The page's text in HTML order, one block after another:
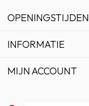
OPENINGSTIJDEN
INFORMATIE
MIJN ACCOUNT